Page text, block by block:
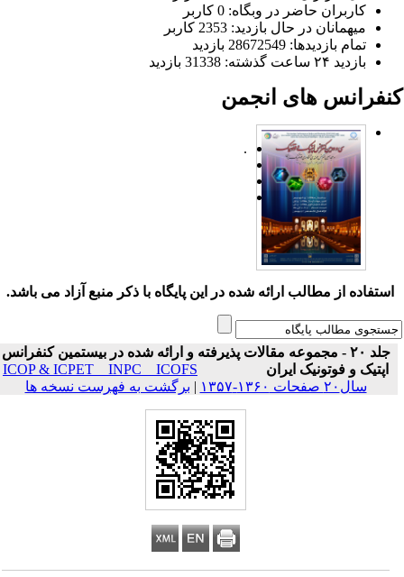
کاربران حاضر در وبگاه: 0 کاربر
میهمانان در حال بازدید: 2353 کاربر
تمام بازدید‌ها: 28672549 بازدید
بازدید ۲۴ ساعت گذشته: 31338 بازدید
های انجمن
.
استفاده از مطالب ارائه شده در این پایگاه با ذکر منبع آزاد می باشد.
جلد ۲۰ - مجموعه مقالات پذیرفته و ارائه شده در بیستمین کنفرانس
اپتیک و فوتونیک ایران
ICOP & ICPET _ INPC _ ICOFS
سال۲۰ صفحات ۱۳۶۰-۱۳۵۷
| برگشت به فهرست نسخه ها